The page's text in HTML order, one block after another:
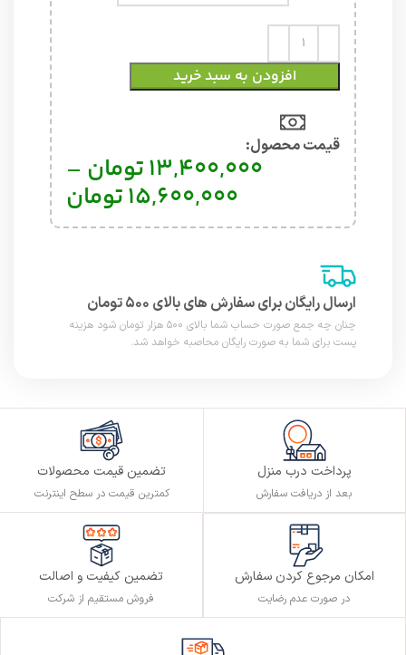
افزودن به سبد خرید
قیمت محصول:​
13,400,000تومان –
15,600,000تومان
ارسال رایگان برای سفارش های بالای ۵۰۰ تومان
چنان چه جمع صورت حساب شما بالای ۵۰۰ هزار تومان شود هزینه
پست برای شما به صورت رایگان محاصبه خواهد شد.
پرداخت درب منزل
بعد از دریافت سفارش
تضمین قیمت محصولات
کمترین قیمت در سطح اینترنت
امکان مرجوع کردن سفارش
در صورت عدم رضایت
تضمین کیفیت و اصالت
فروش مستقیم از شرکت